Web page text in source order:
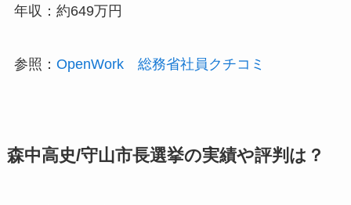
年収： 約649万円
参照： OpenWork 総務省社員クチコミ
森中高史/守山市長選挙の実績や評判は？